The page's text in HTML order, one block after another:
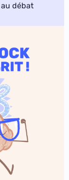
débat